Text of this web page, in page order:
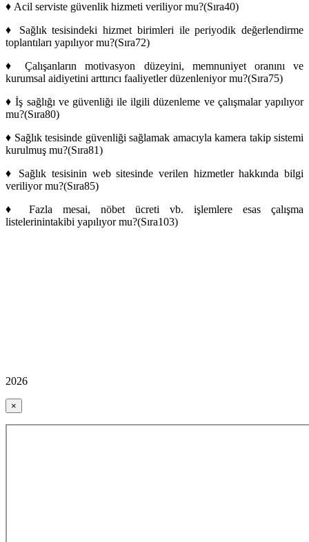
♦ Acil serviste güvenlik hizmeti veriliyor mu?(Sıra40)
♦
Sağlık tesisindeki hizmet birimleri ile periyodik değerlendirme
toplantıları yapılıyor mu?(Sıra72)
♦
Çalışanların motivasyon düzeyini, memnuniyet oranını ve
kurumsal aidiyetini arttırıcı faaliyetler düzenleniyor mu?(Sıra75)
♦ İş sağlığı ve güvenliği ile ilgili düzenleme ve çalışmalar yapılıyor
mu?(Sıra80)
♦ Sağlık tesisinde güvenliği sağlamak amacıyla kamera takip sistemi
kurulmuş mu?(Sıra81)
♦
Sağlık tesisinin web sitesinde verilen hizmetler hakkında bilgi
veriliyor mu?(Sıra85)
♦
Fazla mesai, nöbet ücreti vb. işlemlere esas çalışma
listelerinintakibi yapılıyor mu?(Sıra103)
2026
×